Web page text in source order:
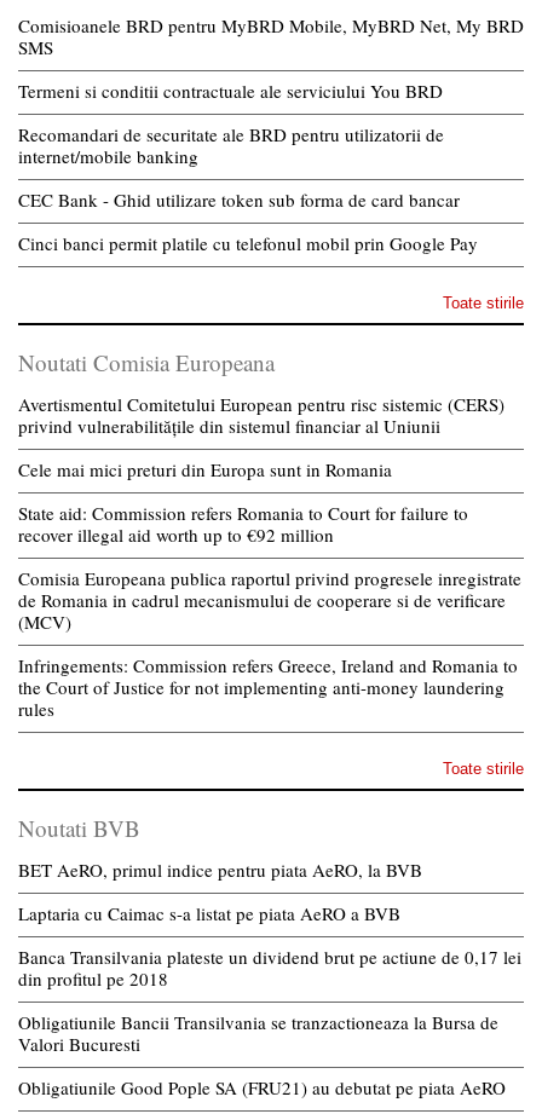
Comisioanele BRD pentru MyBRD Mobile, MyBRD Net, My BRD
SMS
Termeni si conditii contractuale ale serviciului You BRD
Recomandari de securitate ale BRD pentru utilizatorii de
internet/mobile banking
CEC Bank - Ghid utilizare token sub forma de card bancar
Cinci banci permit platile cu telefonul mobil prin Google Pay
Toate stirile
Noutati Comisia Europeana
Avertismentul Comitetului European pentru risc sistemic (CERS)
privind vulnerabilitățile din sistemul financiar al Uniunii
Cele mai mici preturi din Europa sunt in Romania
State aid: Commission refers Romania to Court for failure to
recover illegal aid worth up to €92 million
Comisia Europeana publica raportul privind progresele inregistrate
de Romania in cadrul mecanismului de cooperare si de verificare
(MCV)
Infringements: Commission refers Greece, Ireland and Romania to
the Court of Justice for not implementing anti-money laundering
rules
Toate stirile
Noutati BVB
BET AeRO, primul indice pentru piata AeRO, la BVB
Laptaria cu Caimac s-a listat pe piata AeRO a BVB
Banca Transilvania plateste un dividend brut pe actiune de 0,17 lei
din profitul pe 2018
Obligatiunile Bancii Transilvania se tranzactioneaza la Bursa de
Valori Bucuresti
Obligatiunile Good Pople SA (FRU21) au debutat pe piata AeRO